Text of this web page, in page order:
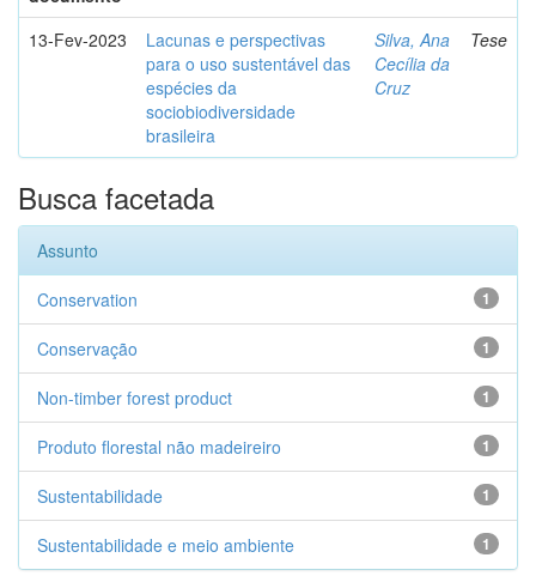
13-Fev-2023
Lacunas e perspectivas
para o uso sustentável das
espécies da
sociobiodiversidade
brasileira
Silva, Ana
Cecília da
Cruz
Tese
Busca facetada
Assunto
1
Conservation
1
Conservação
1
Non-timber forest product
1
Produto florestal não madeireiro
1
Sustentabilidade
1
Sustentabilidade e meio ambiente